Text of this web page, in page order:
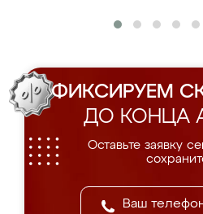
ФИКСИРУЕМ
ДО КОНЦА
Оставьте заявку